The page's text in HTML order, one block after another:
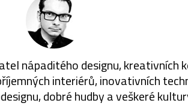
nápaditého designu, kreativních
interiérů, inovativních
dobré hudby a veškeré